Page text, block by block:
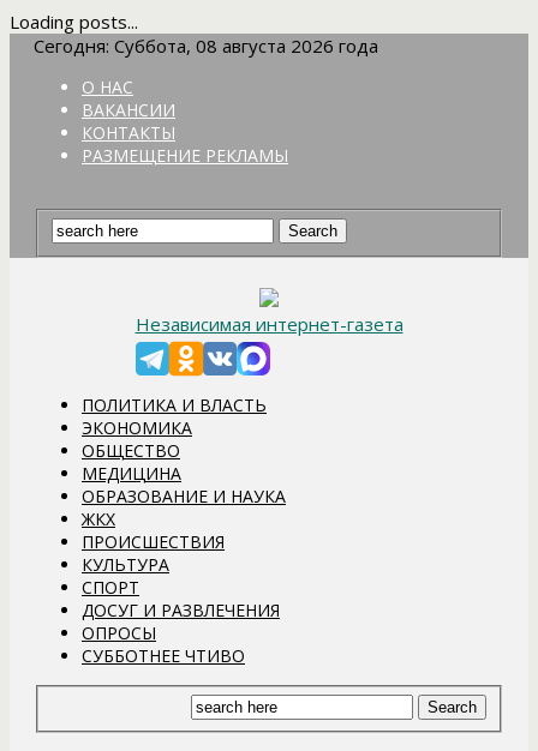
Loading posts...
Сегодня: Суббота, 08 августа 2026 года
О НАС
ВАКАНСИИ
КОНТАКТЫ
РАЗМЕЩЕНИЕ РЕКЛАМЫ
Независимая интернет-газета
ПОЛИТИКА И ВЛАСТЬ
ЭКОНОМИКА
ОБЩЕСТВО
МЕДИЦИНА
ОБРАЗОВАНИЕ И НАУКА
ЖКХ
ПРОИСШЕСТВИЯ
КУЛЬТУРА
СПОРТ
ДОСУГ И РАЗВЛЕЧЕНИЯ
ОПРОСЫ
СУББОТНЕЕ ЧТИВО